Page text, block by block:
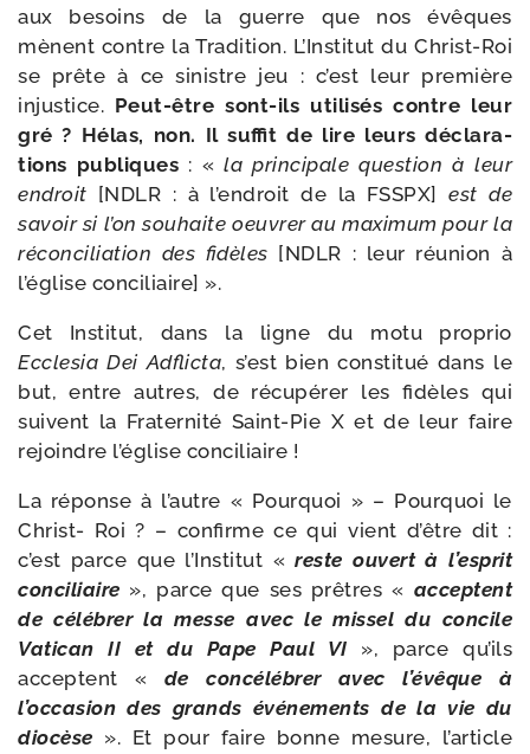
aux besoins de la guerre que nos évêques
mènent contre la Tradition. L’Institut du Christ-​Roi
se prête à ce sinistre jeu : c’est leur pre­mière
injus­tice. Peut-​être sont-​ils uti­li­sés contre leur
gré ? Hélas, non. Il suf­fit de lire leurs décla­ra­
tions publiques : «la prin­ci­pale ques­tion à leur
endroit [NDLR : à l’endroit de la FSSPX]est de
savoir si l’on sou­haite oeu­vrer au maxi­mum pour la
récon­ci­lia­tion des fidèles [NDLR : leur réunion à
l’église conciliaire] ».
Cet Institut, dans la ligne du motu pro­prio
Ecclesia Dei Adflicta, s’est bien consti­tué dans le
but, entre autres, de récu­pé­rer les fidèles qui
suivent la Fraternité Saint-​Pie X et de leur faire
rejoindre l’église conciliaire !
La réponse à l’autre « Pourquoi » – Pourquoi le
Christ- Roi ? – confirme ce qui vient d’être dit :
c’est parce que l’Institut «reste ouvert à l’esprit
conci­liaire », parce que ses prêtres « acceptent
de célé­brer la messe avec le mis­sel du concile
Vatican II et du Pape Paul VI », parce qu’ils
acceptent « de concé­lé­brer avec l’évêque à
l’occasion des grands évé­ne­ments de la vie du
dio­cèse ». Et pour faire bonne mesure, l’article